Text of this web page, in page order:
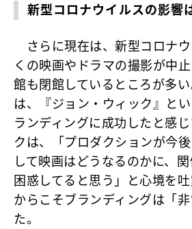
新型コロナウイルスの影響
さらに現在は、新型コロナ
くの映画やドラマの撮影が中
館も閉館しているところが多
は、『ジョン・ウィック』と
ランディングに成功したと感
クは、「プロダクションが今
して映画はどうなるのかに、
困惑してると思う」と心境を
からこそブランディングは「
た。